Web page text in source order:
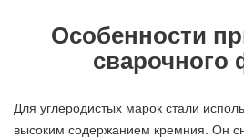
Особенности
сварочного
Для углеродистых марок стали
высоким содержанием кремния. Он